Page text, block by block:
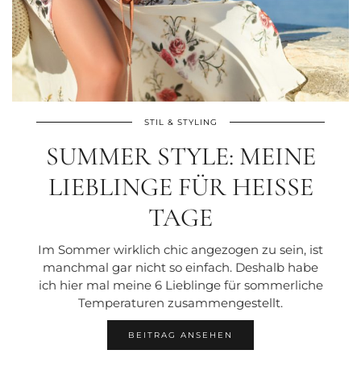
STIL & STYLING
SUMMER STYLE: MEINE
LIEBLINGE FÜR HEISSE T
AGE
Im Sommer wirklich chic angezogen zu sein, ist
manchmal gar nicht so einfach. Deshalb habe
ich hier mal meine 6 Lieblinge für sommerliche
Temperaturen zusammengestellt.
BEITRAG ANSEHEN